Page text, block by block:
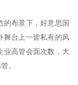
的布景下，好意思国
舞台上一皆私有的风
业高管会面次数，大
。